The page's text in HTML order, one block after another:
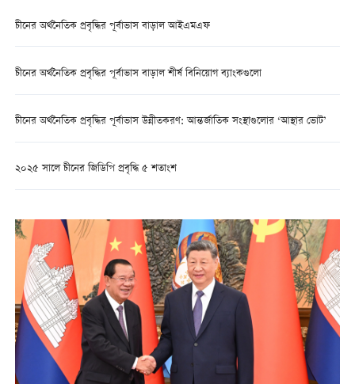
চীনের অর্থনৈতিক প্রবৃদ্ধির পূর্বাভাস বাড়াল আইএমএফ
চীনের অর্থনৈতিক প্রবৃদ্ধির পূর্বাভাস বাড়াল শীর্ষ বিনিয়োগ ব্যাংকগুলো
চীনের অর্থনৈতিক প্রবৃদ্ধির পূর্বাভাস উন্নীতকরণ: আন্তর্জাতিক সংস্থাগুলোর ‘আস্থার ভোট’
২০২৫ সালে চীনের জিডিপি প্রবৃদ্ধি ৫ শতাংশ